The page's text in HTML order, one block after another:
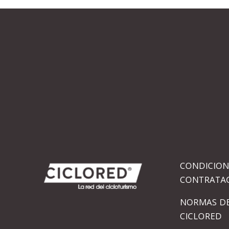
NORMAS
CICLORED